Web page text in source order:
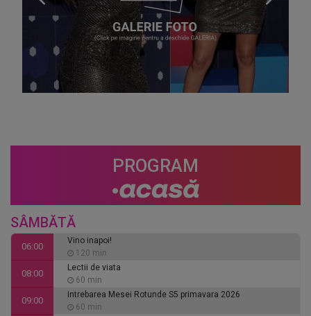
PROGRAM
SÂMBĂTĂ
06:00
Vino inapoi!
120 min
08:00
Lectii de viata
60 min
09:00
Intrebarea Mesei Rotunde S5 primavara 2026
60 min